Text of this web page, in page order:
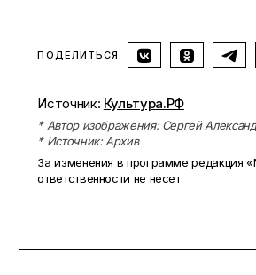
ПОДЕЛИТЬСЯ
Источник: Культура.РФ
* Автор изображения: Сергей
* Источник: Архив
За изменения в программе редакция
ответственности не несет.